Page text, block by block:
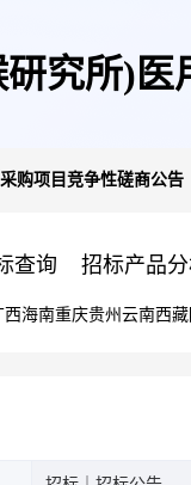
究所)医
购项目竞争性磋商公告
查询 招标产品
西海南重庆贵州 云南西藏